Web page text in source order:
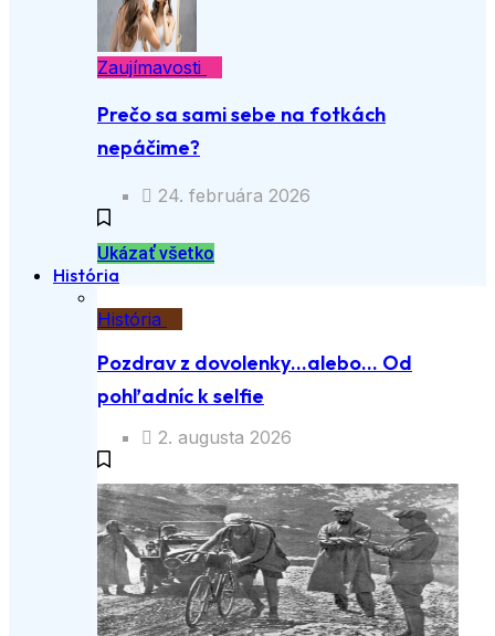
Zaujímavosti
Prečo sa sami sebe na fotkách
nepáčime?
24. februára 2026
Ukázať všetko
História
História
Pozdrav z dovolenky…alebo… Od
pohľadníc k selfie
2. augusta 2026